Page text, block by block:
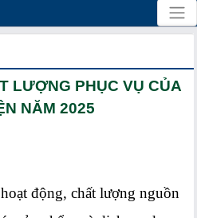
LƯỢNG PHỤC VỤ CỦA
NĂM 2025
động, chất lượng nguồn